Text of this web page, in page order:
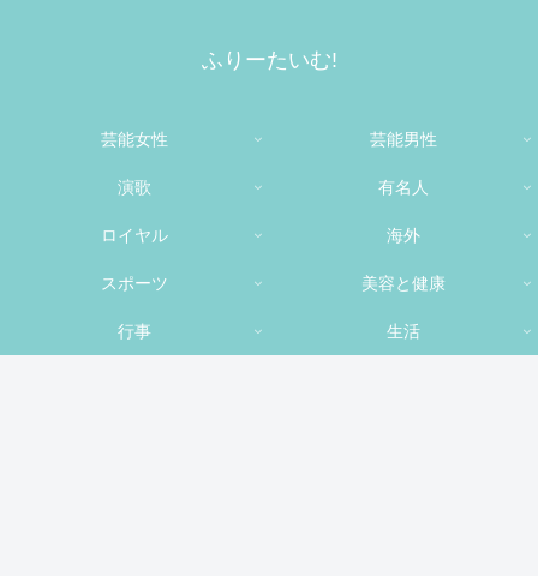
ふりーたいむ!
芸能女性 芸能男性
演歌 有名人
ロイヤル 海外
スポーツ 美容と健康
行事 生活